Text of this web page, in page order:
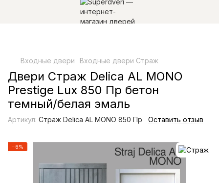
Входные двери Входные двери Страж
Двери Страж Delica AL MONO
Prestige Lux 850 Пр бетон
темный/белая эмаль
Артикул: Страж Delica AL MONO 850 Пр Оставить отзыв
−6%